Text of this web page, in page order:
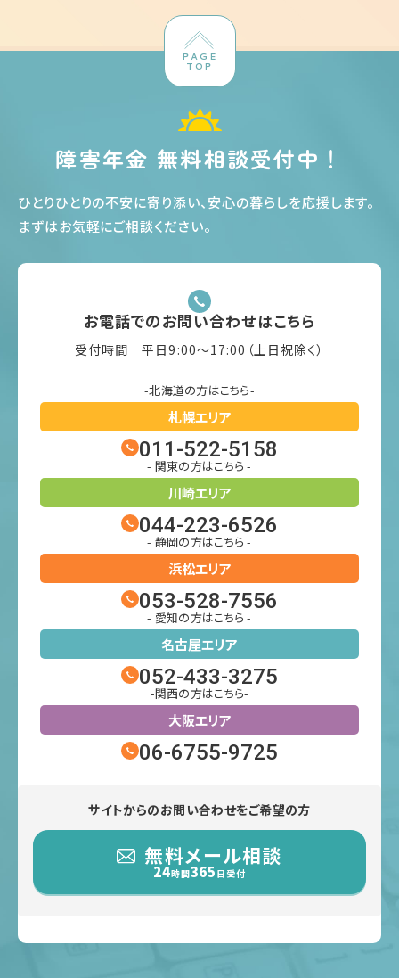
PAGE
TOP
障害年金 無料相談受付中！
ひとりひとりの不安に寄り添い、安心の暮らしを応援します。
まずはお気軽にご相談ください。
お電話でのお問い合わせはこちら
受付時間 平日9:00〜17:00（土日祝除く）
-北海道の方はこちら-
札幌エリア
011-522-5158
- 関東の方はこちら -
川崎エリア
044-223-6526
- 静岡の方はこちら -
浜松エリア
053-528-7556
- 愛知の方はこちら -
名古屋エリア
052-433-3275
-関西の方はこちら-
大阪エリア
06-6755-9725
サイトからのお問い合わせをご希望の方
無料メール相談
24時間365 日受付